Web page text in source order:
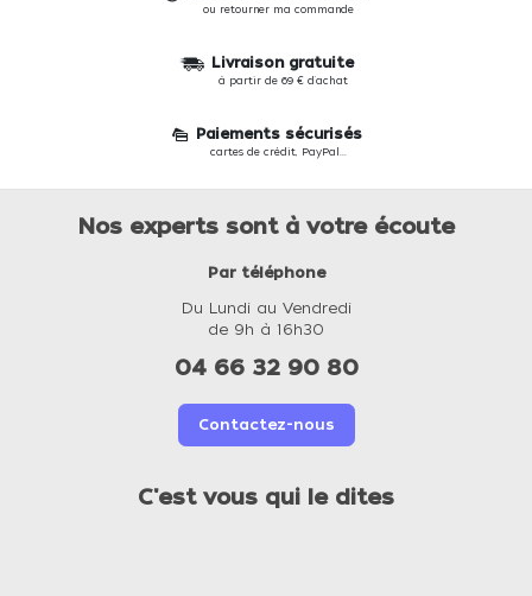
ou retourner ma commande
Livraison gratuite
à partir de 69 € d'achat
Paiements sécurisés
cartes de crédit, PayPal...
Nos experts sont à votre écoute
Par téléphone
Du Lundi au Vendredi
de 9h à 16h30
04 66 32 90 80
Contactez-nous
C'est vous qui le dites